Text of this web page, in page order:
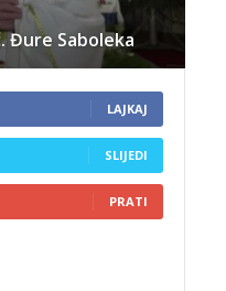
Đure Saboleka
LAJKAJ
SLIJEDI
PRATI